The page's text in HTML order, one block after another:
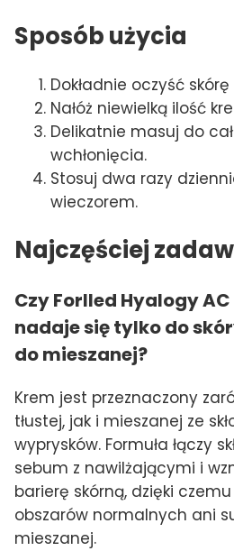
Sposób użycia
Dokładnie oczyść
Nałóż niewielką ilość
Delikatnie masuj do
wchłonięcia.
Stosuj dwa razy
wieczorem.
Najczęściej
Czy Forlled Hyalogy
nadaje się tylko do
do mieszanej?
Krem jest przeznaczony
tłustej, jak i mieszanej ze
wyprysków. Formuła łączy
sebum z nawilżającymi i
barierę skórną, dzięki
obszarów normalnych ani
mieszanej.